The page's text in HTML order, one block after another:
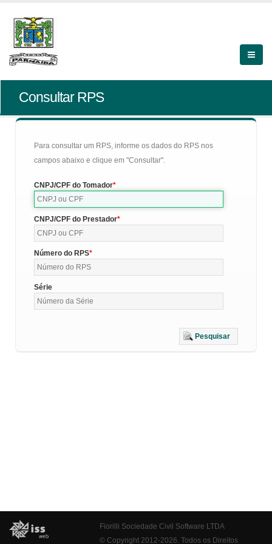
Consultar RPS
Para consultar um RPS, informe os dados do RPS nos
campos abaixo e clique em "Consultar".
CNPJ/CPF do Tomador
CNPJ/CPF do Prestador
Número do RPS
Série
Pesquisar
Fiorilli Sociedade Civil Software LTDA
© Copyright 2012-2026. Todos os Direitos